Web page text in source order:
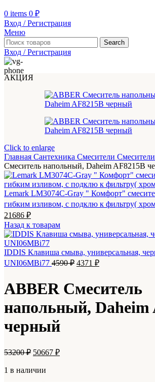
0 items 0 ₽
Вход / Регистрация
Меню
Search
Вход / Регистрация
АКЦИЯ
Click to enlarge
Главная Сантехника Смесители
Смеситель напольный, Daheim AF8215B
Lemark LM3074C-Gray " Комфорт"
гибким изливом, с подклю к фильтру(
Первоначальная
цена
составляла
22770 ₽.
21686 ₽Текущая
цена:
21686 ₽.
Назад к товарам
IDDIS Клавиша смыва, универсальная,
UNI06MBi77 4590₽ Первоначальная
4590 ₽.
4371 ₽Текущая
ABBER Смеситель
напольный, Daheim
черный
53200₽ Первоначальная
составляла
50667 ₽Текущая
1 в наличии